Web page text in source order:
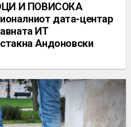
И ПОВИСОКА
дата-центар
ИТ
Андоновски